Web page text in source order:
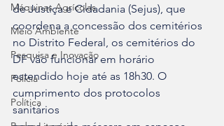
Máquinas Agrícolas
Meio Ambiente
Pesquisa e Inovação
Polícia
Política
de Justiça e Cidadania (Sejus), que
coordena a concessão dos cemitérios
no Distrito Federal, os cemitérios do
DF vão funcionar em horário
estendido hoje até as 18h30. O
cumprimento dos protocolos
sanitários